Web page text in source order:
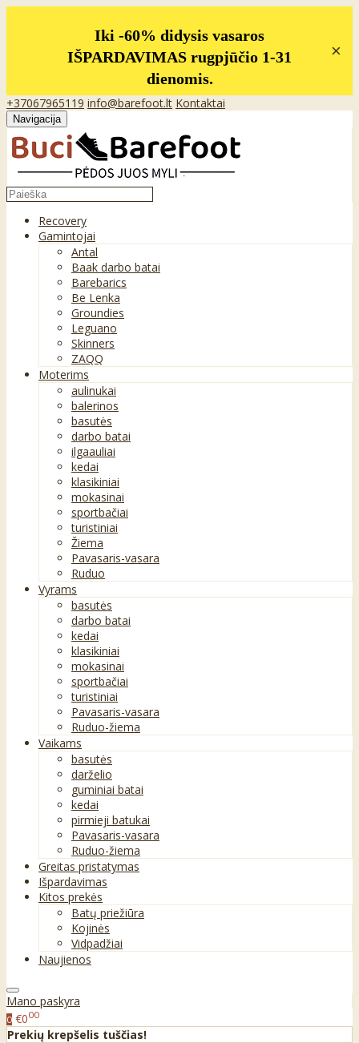
Iki -60% didysis vasaros
IŠPARDAVIMAS rugpjūčio 1-31
dienomis.
×
+37067965119 info@barefoot.lt Kontaktai
Navigacija
Recovery
Gamintojai
Antal
Baak darbo batai
Barebarics
Be Lenka
Groundies
Leguano
Skinners
ZAQQ
Moterims
aulinukai
balerinos
basutės
darbo batai
ilgaauliai
kedai
klasikiniai
mokasinai
sportbačiai
turistiniai
Žiema
Pavasaris-vasara
Ruduo
Vyrams
basutės
darbo batai
kedai
klasikiniai
mokasinai
sportbačiai
turistiniai
Pavasaris-vasara
Ruduo-žiema
Vaikams
basutės
darželio
guminiai batai
kedai
pirmieji batukai
Pavasaris-vasara
Ruduo-žiema
Greitas pristatymas
Išpardavimas
Kitos prekės
Batų priežiūra
Kojinės
Vidpadžiai
Naujienos
Mano paskyra
0 €000
Prekių krepšelis tuščias!